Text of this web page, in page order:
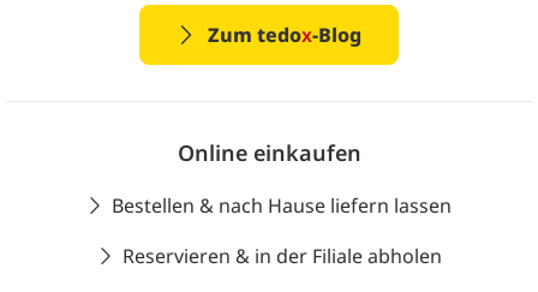
Zum tedox-Blog
Online einkaufen
Bestellen & nach Hause liefern lassen
Reservieren & in der Filiale abholen